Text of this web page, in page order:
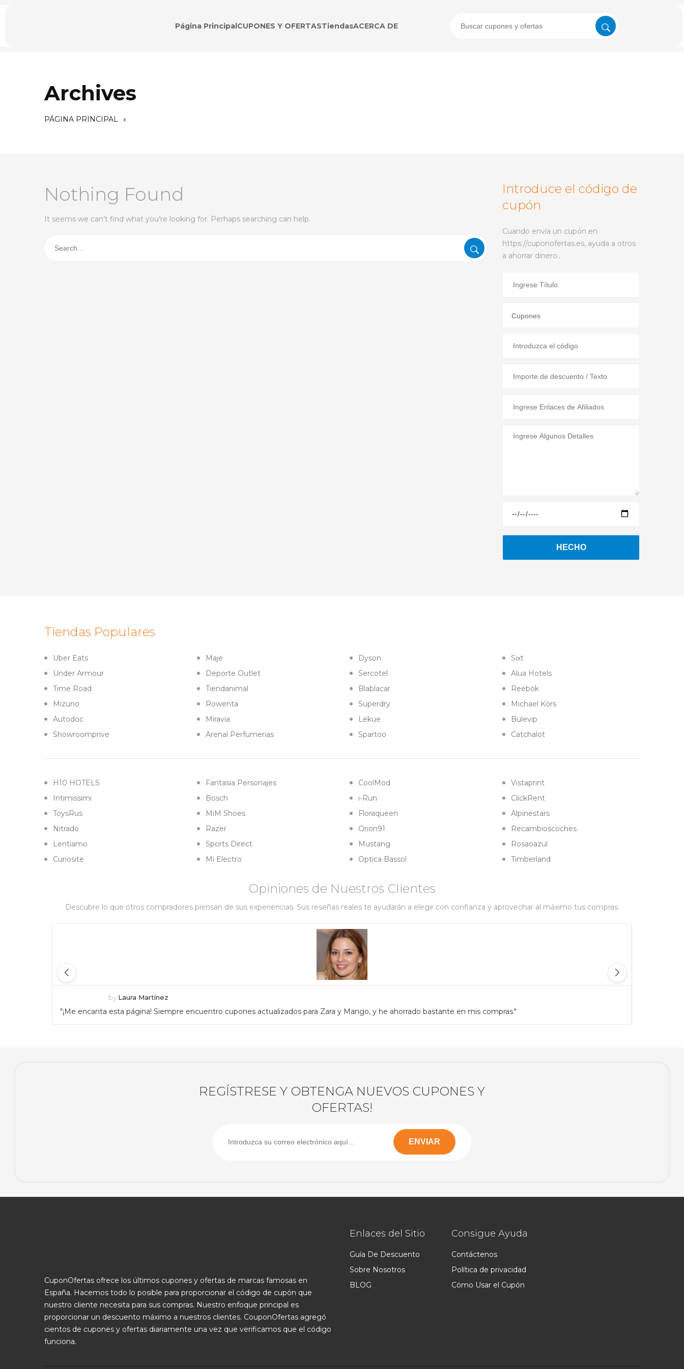
Página PrincipalCUPONES Y OFERTASTiendasACERCA DE
Archives
PÁGINA PRINCIPAL
Nothing Found
It seems we can’t find what you’re looking for. Perhaps searching can help.
Introduce el código de
cupón
Cuando envía un cupón en
https://cuponofertas.es, ayuda a otros
a ahorrar dinero..
Tiendas Populares
Uber Eats
Under Armour
Time Road
Mizuno
Autodoc
Showroomprive
Maje
Deporte Outlet
Tiendanimal
Rowenta
Miravia
Arenal Perfumerias
Dyson
Sercotel
Blablacar
Superdry
Lekue
Spartoo
Sixt
Alua Hotels
Reebok
Michael Kors
Bulevip
Catchalot
H10 HOTELS
Intimissimi
ToysRus
Nitrado
Lentiamo
Curiosite
Fantasia Personajes
Bosch
MiM Shoes
Razer
Sports Direct
Mi Electro
CoolMod
i-Run
Floraqueen
Orion91
Mustang
Optica Bassol
Vistaprint
ClickRent
Alpinestars
Recambioscoches
Rosaoazul
Timberland
Opiniones de Nuestros Clientes
Descubre lo que otros compradores piensan de sus experiencias. Sus reseñas reales te ayudarán a elegir con confianza y aprovechar al máximo tus compras.
by Laura Martínez
"¡Me encanta esta página! Siempre encuentro cupones actualizados para Zara y Mango, y he ahorrado bastante en mis compras."
REGÍSTRESE Y OBTENGA NUEVOS CUPONES Y
OFERTAS!
CuponOfertas ofrece los últimos cupones y ofertas de marcas famosas en
España. Hacemos todo lo posible para proporcionar el código de cupón que
nuestro cliente necesita para sus compras. Nuestro enfoque principal es
proporcionar un descuento máximo a nuestros clientes. CouponOfertas agregó
cientos de cupones y ofertas diariamente una vez que verificamos que el código
funciona.
Enlaces del Sitio
Guía De Descuento
Sobre Nosotros
BLOG
Consigue Ayuda
Contáctenos
Política de privacidad
Cómo Usar el Cupón